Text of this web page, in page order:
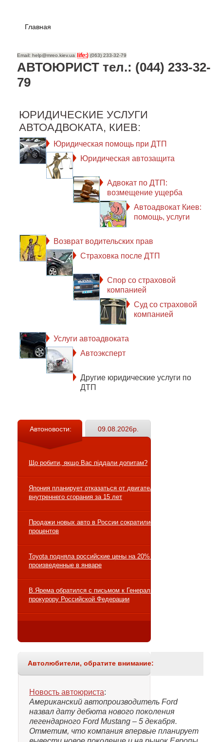
Главная
Email: help@mreo.kiev.ua (063) 233-32-79
АВТОЮРИСТ тел.: (044) 233-32-
79
ЮРИДИЧЕСКИЕ УСЛУГИ
АВТОАДВОКАТА, КИЕВ:
Юридическая помощь при ДТП
Юридическая автозащита
Адвокат по ДТП:
возмещение ущерба
Автоадвокат Киев:
помощь, услуги
Возврат водительских прав
Страховка после ДТП
Спор со страховой
компанией
Суд со страховой
компанией
Услуги автоадвоката
Автоэксперт
Другие юридические услуги по
ДТП
Автоновости: 09.08.2026р.
Що робити, якщо Вас піддали допитам?
Япония планирует отказаться от двигателей
внутреннего сгорания за 15 лет
Продажи новых авто в России сократились на 10
процентов
Toyota подняла российские цены на 20% на авто,
произведенные в январе
В.Ярема обратился с письмом к Генеральному
прокурору Российской Федерации
Автолюбители, обратите внимание:
Новость автоюриста:
Американский автопроизводитель Ford
назвал дату дебюта нового поколения
легендарного Ford Mustang – 5 декабря.
Отметим, что компания впервые планирует